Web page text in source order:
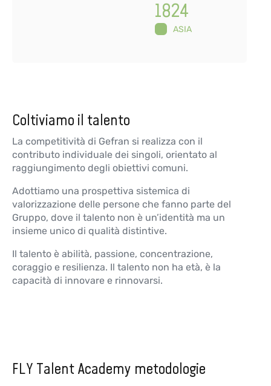
1824
ASIA
Coltiviamo il talento
La competitività di Gefran si realizza con il
contributo individuale dei singoli, orientato al
raggiungimento degli obiettivi comuni.
Adottiamo una prospettiva sistemica di
valorizzazione delle persone che fanno parte del
Gruppo, dove il talento non è un’identità ma un
insieme unico di qualità distintive.
Il talento è abilità, passione, concentrazione,
coraggio e resilienza. Il talento non ha età, è la
capacità di innovare e rinnovarsi.
FLY Talent Academy metodologie